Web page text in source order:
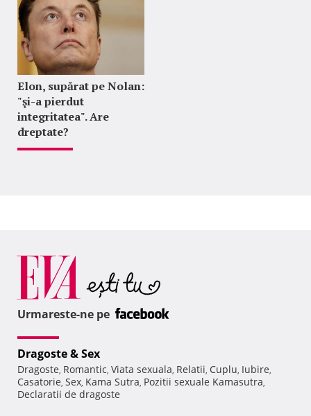
Elon, supărat pe Nolan:
"şi-a pierdut
integritatea". Are
dreptate?
Urmareste-ne pe
Dragoste & Sex
Dragoste, Romantic, Viata sexuala, Relatii, Cuplu, Iubire,
Casatorie, Sex, Kama Sutra, Pozitii sexuale Kamasutra,
Declaratii de dragoste